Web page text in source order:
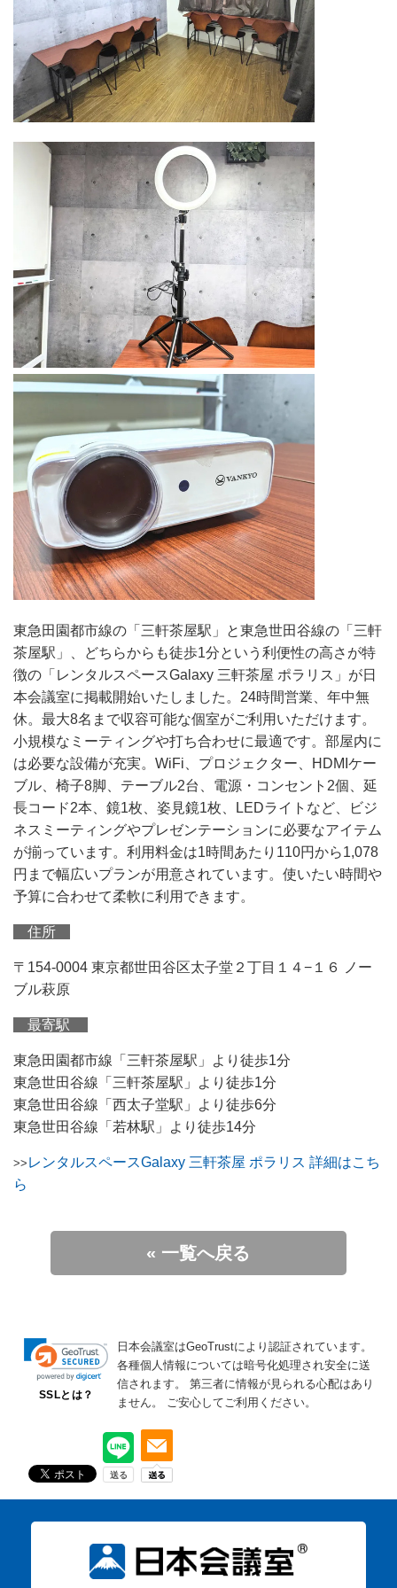
東急田園都市線の「三軒茶屋駅」と東急世田谷線の「三軒
茶屋駅」、どちらからも徒歩1分という利便性の高さが特
徴の「レンタルスペースGalaxy 三軒茶屋 ポラリス」が日
本会議室に掲載開始いたしました。24時間営業、年中無
休。最大8名まで収容可能な個室がご利用いただけます。
小規模なミーティングや打ち合わせに最適です。部屋内に
は必要な設備が充実。WiFi、プロジェクター、HDMIケー
ブル、椅子8脚、テーブル2台、電源・コンセント2個、延
長コード2本、鏡1枚、姿見鏡1枚、LEDライトなど、ビジ
ネスミーティングやプレゼンテーションに必要なアイテム
が揃っています。利用料金は1時間あたり110円から1,078
円まで幅広いプランが用意されています。使いたい時間や
予算に合わせて柔軟に利用できます。
住所
〒154-0004 東京都世田谷区太子堂２丁目１４−１６ ノー
ブル萩原
最寄駅
東急田園都市線「三軒茶屋駅」より徒歩1分
東急世田谷線「三軒茶屋駅」より徒歩1分
東急世田谷線「西太子堂駅」より徒歩6分
東急世田谷線「若林駅」より徒歩14分
>> レンタルスペースGalaxy 三軒茶屋 ポラリス 詳細はこち
ら
« 一覧へ戻る
SSLとは？
日本会議室はGeoTrustにより認証されています。
各種個人情報については暗号化処理され安全に送
信されます。
第三者に情報が見られる心配はあり
ません。
ご安心してご利用ください。